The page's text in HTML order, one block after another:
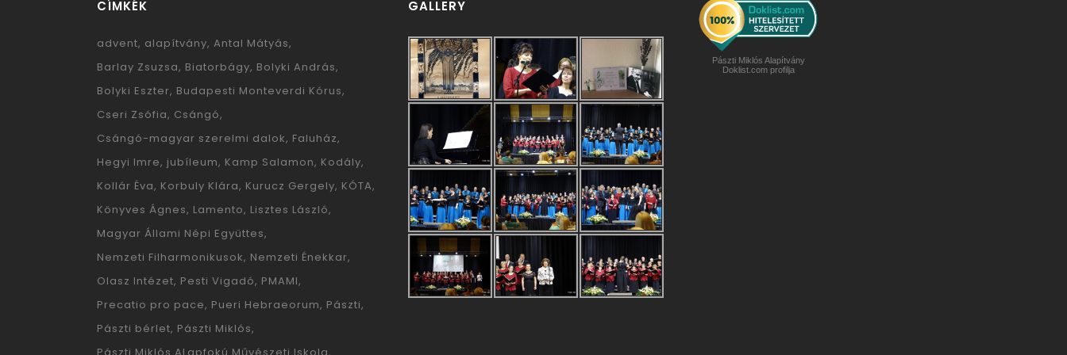
CÍMKÉK
advent alapítvány Antal Mátyás
Barlay Zsuzsa Biatorbágy Bolyki András
Bolyki Eszter Budapesti Monteverdi Kórus
Cseri Zsófia Csángó
Csángó-magyar szerelmi dalok Faluház
Hegyi Imre jubíleum Kamp Salamon Kodály
Kollár Éva Korbuly Klára Kurucz Gergely KÓTA
Könyves Ágnes Lamento Lisztes László
Magyar Állami Népi Együttes
Nemzeti Filharmonikusok Nemzeti Énekkar
Olasz Intézet Pesti Vigadó PMAMI
Precatio pro pace Pueri Hebraeorum Pászti
Pászti bérlet Pászti Miklós
GALLERY
Pászti Miklós Alapítvány
Doklist.com profilja